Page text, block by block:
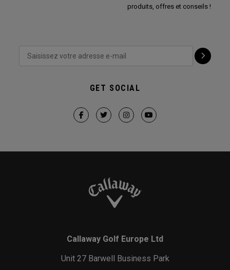
produits, offres et conseils !
GET SOCIAL
Callaway Golf Europe Ltd
Unit 27 Barwell Business Park